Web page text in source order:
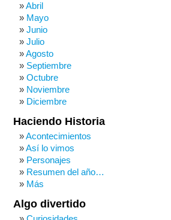
Abril
Mayo
Junio
Julio
Agosto
Septiembre
Octubre
Noviembre
Diciembre
Haciendo Historia
Acontecimientos
Así lo vimos
Personajes
Resumen del año…
Más
Algo divertido